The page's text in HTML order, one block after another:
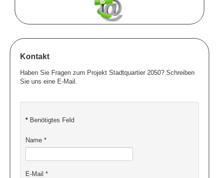
Technolog. Fragen
Soziale Themen
Monitoring
Kontakt/ Impressum
Kontakt
Haben Sie Fragen zum Projekt Stadtquartier 2050? Schreiben
Sie uns eine E-Mail.
* Benötigtes Feld
Name *
E-Mail *